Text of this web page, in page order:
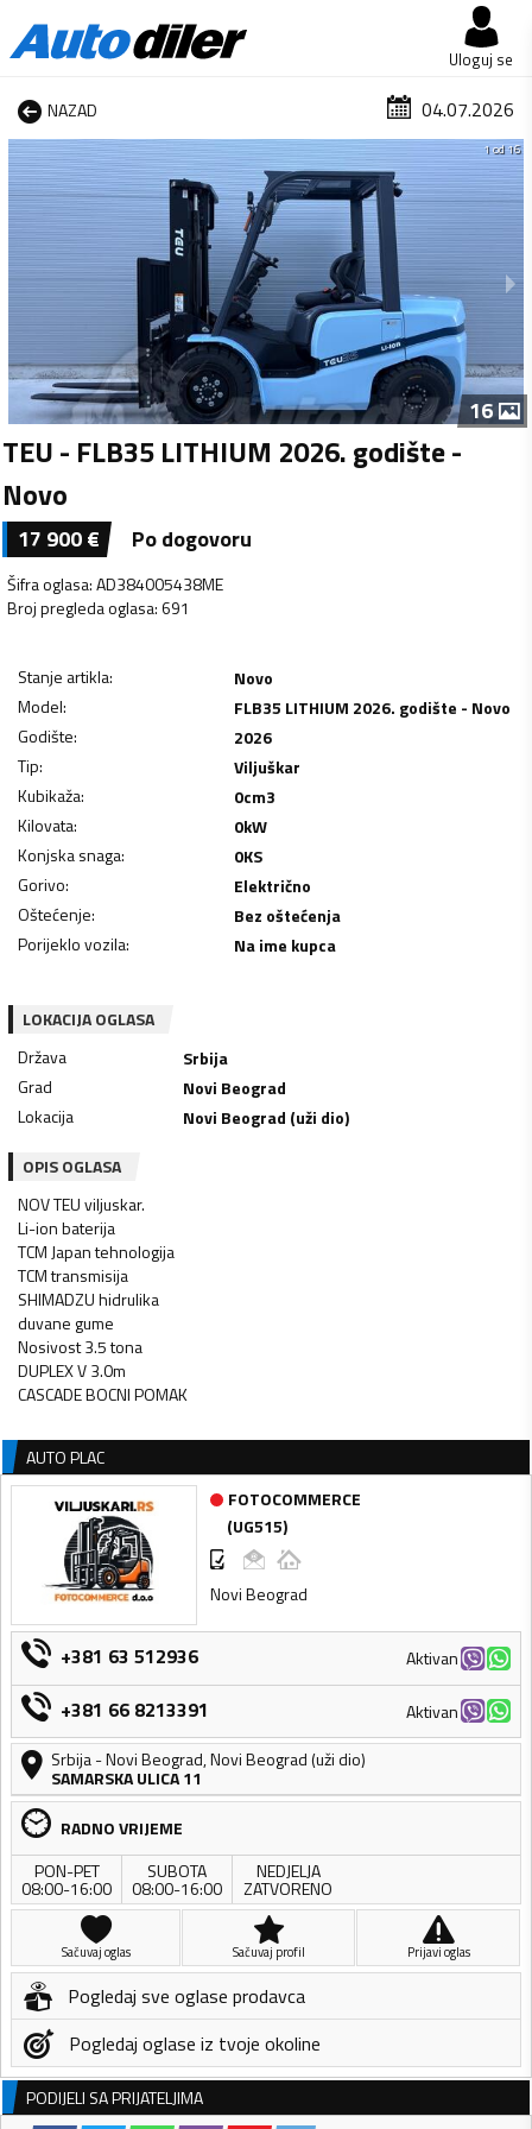
Uloguj se
NAZAD 04.07.2026
1 od 16
16
TEU - FLB35 LITHIUM 2026. godište -
Novo
17 900€ Po dogovoru
Šifra oglasa:AD384005438ME
Broj pregleda oglasa:691
Stanje artikla:
Novo
Model:
FLB35 LITHIUM 2026. godište - Novo
Godište:
2026
Tip:
Viljuškar
Kubikaža: 0cm3
Kilovata: 0kW
Konjska snaga: 0KS
Gorivo:
Električno
Oštećenje:
Bez oštećenja
Porijeklo vozila: Na ime kupca
LOKACIJA OGLASA
Država
Srbija
Grad
Novi Beograd
Lokacija
Novi Beograd (uži dio)
OPIS OGLASA
NOV TEU viljuskar.
Li-ion baterija
TCM Japan tehnologija
TCM transmisija
SHIMADZU hidrulika
duvane gume
Nosivost 3.5 tona
DUPLEX V 3.0m
CASCADE BOCNI POMAK
AUTO PLAC
FOTOCOMMERCE
(UG515)
Novi Beograd
+381 63 512936 Aktivan
+381 66 8213391
Aktivan
Srbija-Novi Beograd,Novi Beograd (uži dio)
SAMARSKA ULICA 11
RADNO VRIJEME
PON-PET
08:00-16:00
SUBOTA
08:00-16:00
NEDJELJA
ZATVORENO
Sačuvaj oglas Sačuvaj profil Prijavi oglas
Pogledaj sve oglase prodavca
Pogledaj oglase iz tvoje okoline
PODIJELI SA PRIJATELJIMA